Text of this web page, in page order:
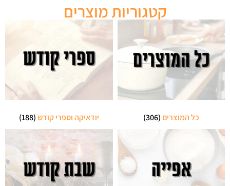
קטגוריות מוצרים
כל המוצרים (306) יודאיקה וספרי קודש(188)